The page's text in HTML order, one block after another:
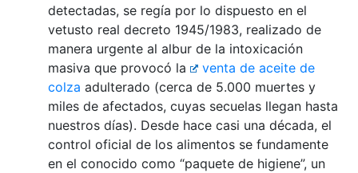
detectadas, se regía por lo dispuesto en el
vetusto real decreto 1945/1983, realizado de
manera urgente al albur de la intoxicación
masiva que provocó la
venta de aceite de
colza adulterado (cerca de 5.000 muertes y
miles de afectados, cuyas secuelas llegan hasta
nuestros días). Desde hace casi una década, el
control oficial de los alimentos se fundamente
en el conocido como “paquete de higiene”, un